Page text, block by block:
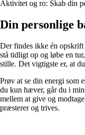
Aktivitet og ro: Skab din
Din personlige
Der findes ikke én opskrift
stå tidligt op og løbe en
stille. Det vigtigste er, at
Prøv at se din energi som
du kun hæver, går du i
mellem at give og
præsterer og trives.